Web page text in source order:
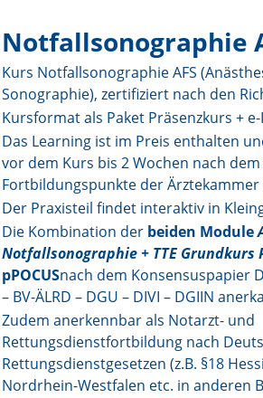
Archiv
Supplements
Supplements OrphanAnesthesia
Online First
A&I English
Mediadaten
Autoren-Service
Bestell-Service
Notfallsonographie
Kurs Notfallsonographie AFS
Sonographie), zertifiziert nach den
Kursformat als Paket Präsenzkurs +
Das Learning ist im Preis enthalten
vor dem Kurs bis 2 Wochen nach
Fortbildungspunkte der Ärztekammer
Der Praxisteil findet interaktiv in
Die Kombination der beiden Module
Notfallsonographie + TTE Grundkurs
pPOCUSnach dem Konsensuspapier
– BV-ÄLRD – DGU – DIVI – DGIIN
Zudem anerkennbar als Notarzt- und
Rettungsdienstfortbildung nach
Rettungsdienstgesetzen (z.B. §18
Nordrhein-Westfalen etc. in anderen